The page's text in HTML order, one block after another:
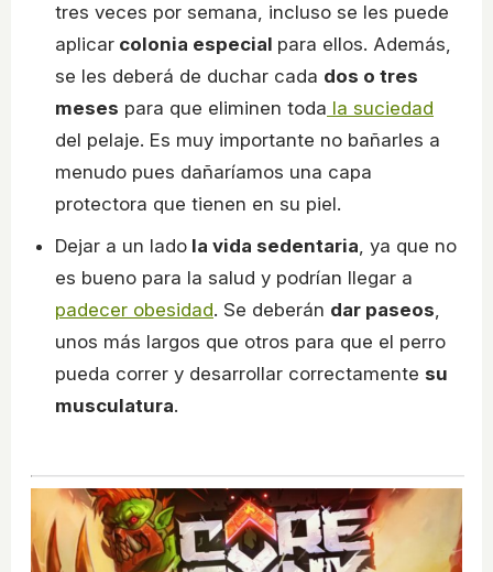
tres veces por semana, incluso se les puede
aplicar colonia especial para ellos. Además,
se les deberá de duchar cada dos o tres
meses para que eliminen toda la suciedad
del pelaje. Es muy importante no bañarles a
menudo pues dañaríamos una capa
protectora que tienen en su piel.
Dejar a un lado la vida sedentaria, ya que no
es bueno para la salud y podrían llegar a
padecer obesidad. Se deberán dar paseos,
unos más largos que otros para que el perro
pueda correr y desarrollar correctamente su
musculatura.